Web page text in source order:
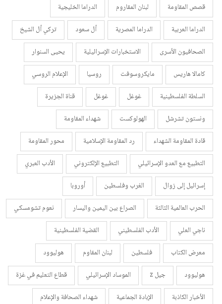
قصص المقاومة لبنان المقاروم
الدراما الخليجية
الدراما العربية
الدراما المصرية أل سعود
تركي أل الشيخ
الصحافيون الأسرى
الاستخبارات الإسرائيلية
يحيى السنوار
كامالا هاريس
مايكروسوفت روسيا
الإعلام الروسي
السلطة الفلسطينية
غوغل غوغل
قناة الجزيرة
ونستون تشرشل
الهولوكست
شهداء المقاومة
قادة المقاومة الشهداء
رد المقاومة الإسلامية
محور المقاومة
التطبيع مع العدو الإسرائيلي
التطبيع الإلكتروني
الأدب العبري
إسرائيل إلى زوال
الغرب وفلسطين
أوروبا
الحرب العالمية الثالثة
الصراع بين اليمين واليسار
نعوم تشومسكي
ناجي العلي
الأدب الفلسطيني
القضية الفلسطينية
معرض الكتاب
فلسطين لبنان المقاوم
هوليوود
هوليوود
جيل z الموساد الإسرائيلي
قطاع التعليم في غزة
الأخبار الكاذبة
الإبادة الجماعية
شهداء الصحافة والإعلام